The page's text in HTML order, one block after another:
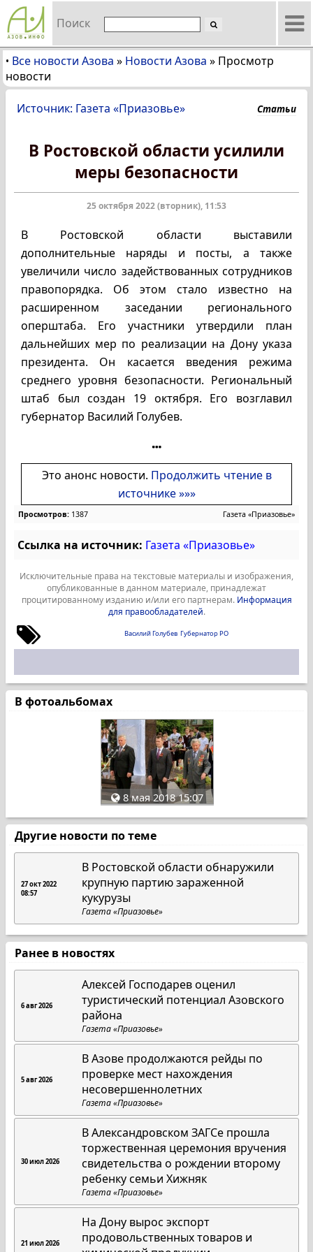
Поиск
• Все новости Азова » Новости Азова » Просмотр
новости
Источник: Газета «Приазовье» Статьи
В Ростовской области усилили
меры безопасности
25 октября 2022 (вторник), 11:53
В Ростовской области выставили
дополнительные наряды и посты, а также
увеличили число задействованных сотрудников
правопорядка. Об этом стало известно на
расширенном заседании регионального
оперштаба. Его участники утвердили план
дальнейших мер по реализации на Дону указа
президента. Он касается введения режима
среднего уровня безопасности. Региональный
штаб был создан 19 октября. Его возглавил
губернатор Василий Голубев.
Это анонс новости. Продолжить чтение в
источнике »»»
Просмотров: 1387 Газета «Приазовье»
Ссылка на источник: Газета «Приазовье»
Исключительные права на текстовые материалы и изображения,
опубликованные в данном материале, принадлежат
процитированному изданию и/или его партнерам. Информация
для правообладателей.
Василий Голубев Губернатор РО
В фотоальбомах
8 мая 2018 15:07
Другие новости по теме
27 окт 2022
08:57
В Ростовской области обнаружили
крупную партию зараженной
кукурузы
Газета «Приазовье»
Ранее в новостях
6 авг 2026
Алексей Господарев оценил
туристический потенциал Азовского
района
Газета «Приазовье»
5 авг 2026
В Азове продолжаются рейды по
проверке мест нахождения
несовершеннолетних
Газета «Приазовье»
30 июл 2026
В Александровском ЗАГСе прошла
торжественная церемония вручения
свидетельства о рождении второму
ребенку семьи Хижняк
Газета «Приазовье»
21 июл 2026
На Дону вырос экспорт
продовольственных товаров и